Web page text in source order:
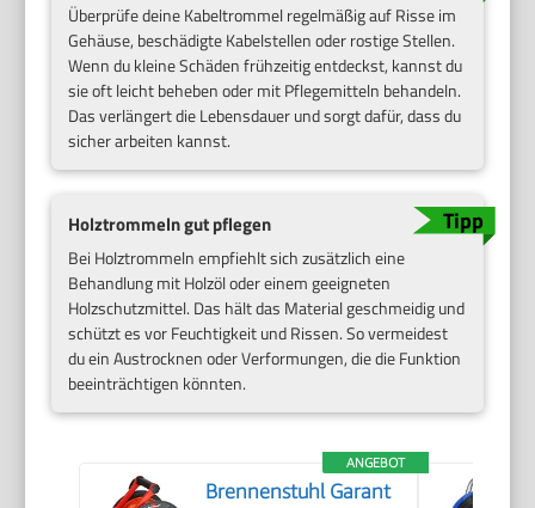
Überprüfe deine Kabeltrommel regelmäßig auf Risse im
Gehäuse, beschädigte Kabelstellen oder rostige Stellen.
Wenn du kleine Schäden frühzeitig entdeckst, kannst du
sie oft leicht beheben oder mit Pflegemitteln behandeln.
Das verlängert die Lebensdauer und sorgt dafür, dass du
sicher arbeiten kannst.
Holztrommeln gut pflegen
Bei Holztrommeln empfiehlt sich zusätzlich eine
Behandlung mit Holzöl oder einem geeigneten
Holzschutzmittel. Das hält das Material geschmeidig und
schützt es vor Feuchtigkeit und Rissen. So vermeidest
du ein Austrocknen oder Verformungen, die die Funktion
beeinträchtigen könnten.
ANGEBOT
Brennenstuhl Garant